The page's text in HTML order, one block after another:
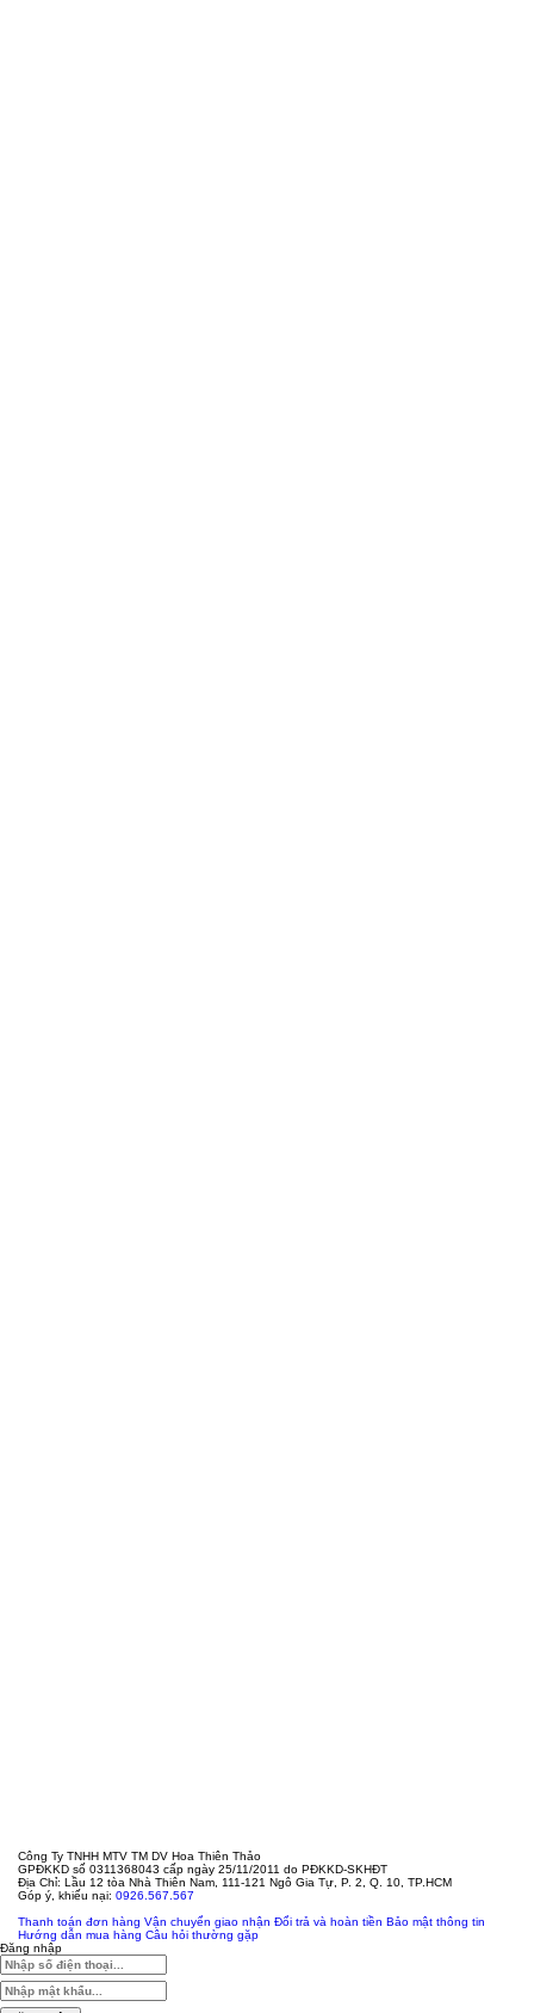
Công Ty TNHH MTV TM DV Hoa Thiên Thảo
GPĐKKD số 0311368043 cấp ngày 25/11/2011 do PĐKKD-SKHĐT
Địa Chỉ: Lầu 12 tòa Nhà Thiên Nam, 111-121 Ngô Gia Tự, P. 2, Q. 10, TP.HCM
Góp ý, khiếu nại: 0926.567.567
Thanh toán đơn hàng Vận chuyển giao nhận Đổi trả và hoàn tiền Bảo mật thông tin
Hướng dẫn mua hàng Câu hỏi thường gặp
Đăng nhập